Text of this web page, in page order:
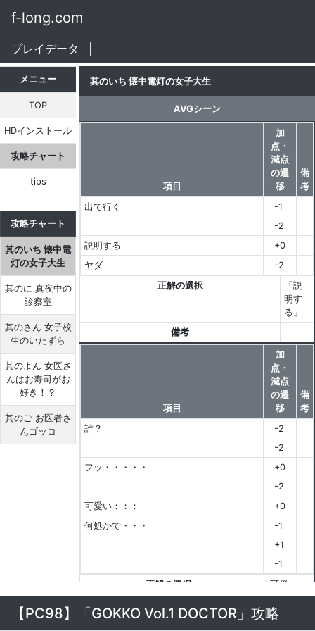
f-long.com
プレイデータ
メニュー
TOP
HDインストール
攻略チャート
tips
攻略チャート
其のいち 懐中電
灯の女子大生
其のに 真夜中の
診察室
其のさん 女子校
生のいたずら
其のよん 女医さ
んはお寿司がお
好き！？
其のご お医者さ
んゴッコ
其のいち 懐中電灯の女子大生
AVGシーン
項目
加
点・
減点
の遷
移
備
考
出て行く
-1
-2
説明する
+0
ヤダ
-2
正解の選択
「説
明す
る」
備考
項目
加
点・
減点
の遷
移
備
考
誰？
-2
-2
フッ・・・・・
+0
-2
可愛い：：：
+0
何処かで・・・
-1
+1
-1
正解の選択
「可愛
い・・・」
備考
【PC98】「GOKKO Vol.1 DOCTOR」攻略